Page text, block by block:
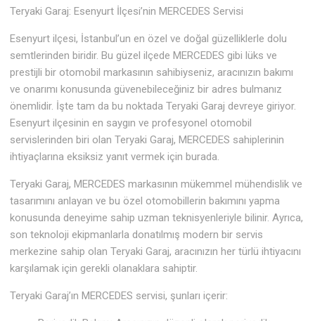
Teryaki Garaj: Esenyurt İlçesi’nin MERCEDES Servisi
Esenyurt ilçesi, İstanbul’un en özel ve doğal güzelliklerle dolu
semtlerinden biridir. Bu güzel ilçede MERCEDES gibi lüks ve
prestijli bir otomobil markasının sahibiyseniz, aracınızın bakımı
ve onarımı konusunda güvenebileceğiniz bir adres bulmanız
önemlidir. İşte tam da bu noktada Teryaki Garaj devreye giriyor.
Esenyurt ilçesinin en saygın ve profesyonel otomobil
servislerinden biri olan Teryaki Garaj, MERCEDES sahiplerinin
ihtiyaçlarına eksiksiz yanıt vermek için burada.
Teryaki Garaj, MERCEDES markasının mükemmel mühendislik ve
tasarımını anlayan ve bu özel otomobillerin bakımını yapma
konusunda deneyime sahip uzman teknisyenleriyle bilinir. Ayrıca,
son teknoloji ekipmanlarla donatılmış modern bir servis
merkezine sahip olan Teryaki Garaj, aracınızın her türlü ihtiyacını
karşılamak için gerekli olanaklara sahiptir.
Teryaki Garaj’ın MERCEDES servisi, şunları içerir: